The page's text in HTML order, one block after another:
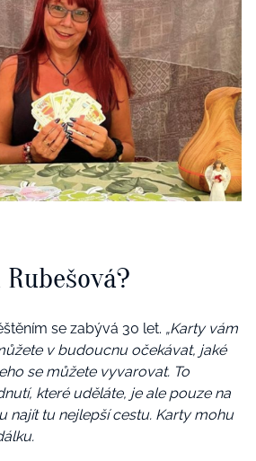
se zabývá 30 let. „Karty vám
v budoucnu očekávat, jaké
se můžete vyvarovat. To
které uděláte, je ale pouze na
najít tu nejlepší cestu. Karty mohu